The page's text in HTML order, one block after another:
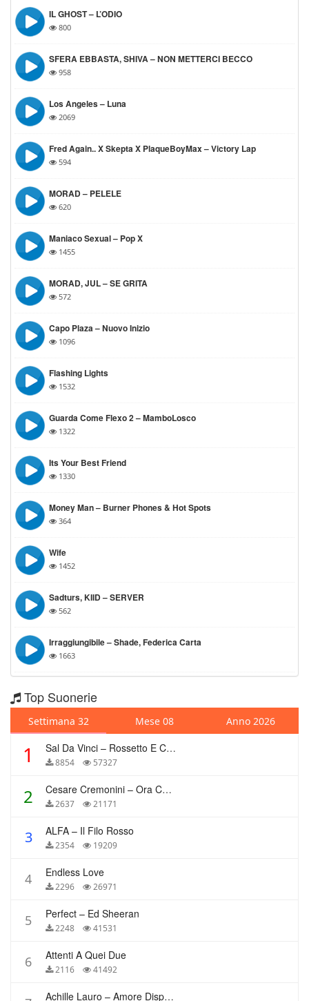
IL GHOST – L’ODIO
800
SFERA EBBASTA, SHIVA – NON METTERCI BECCO
958
Los Angeles – Luna
2069
Fred Again.. X Skepta X PlaqueBoyMax – Victory Lap
594
MORAD – PELELE
620
Maniaco Sexual – Pop X
1455
MORAD, JUL – SE GRITA
572
Capo Plaza – Nuovo Inizio
1096
Flashing Lights
1532
Guarda Come Flexo 2 – MamboLosco
1322
Its Your Best Friend
1330
Money Man – Burner Phones & Hot Spots
364
Wife
1452
Sadturs, KIID – SERVER
562
Irraggiungibile – Shade, Federica Carta
1663
Top Suonerie
Settimana 32 Mese 08 Anno 2026
1 Sal Da Vinci – Rossetto E Caffè
8854 57327
2 Cesare Cremonini – Ora Che Non Ho Più Te
2637 21171
3 ALFA – Il Filo Rosso
2354 19209
4 Endless Love
2296 26971
5 Perfect – Ed Sheeran
2248 41531
6 Attenti A Quei Due
2116 41492
Achille Lauro – Amore Disperato